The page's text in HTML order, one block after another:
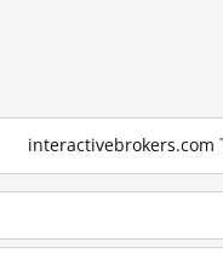
interactivebrokers.com